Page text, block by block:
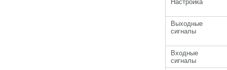
Настройка
Выходные
сигналы
Входные
сигналы